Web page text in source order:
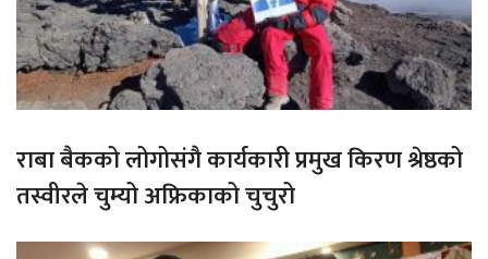
राबा बैकको लोगोसंगै कार्यकारी प्रमुख किरण श्रेष्ठको
तस्वीरले चुम्यो अफ्रिकाको चुचुरो